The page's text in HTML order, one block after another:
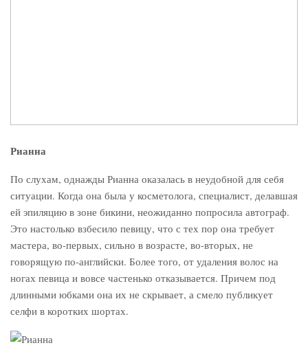
Рианна
По слухам, однажды Рианна оказалась в неудобной для себя
ситуации. Когда она была у косметолога, специалист, делавшая
ей эпиляцию в зоне бикини, неожиданно попросила автограф.
Это настолько взбесило певицу, что с тех пор она требует
мастера, во-первых, сильно в возрасте, во-вторых, не
говорящую по-английски. Более того, от удаления волос на
ногах певица и вовсе частенько отказывается. Причем под
длинными юбками она их не скрывает, а смело публикует
селфи в коротких шортах.